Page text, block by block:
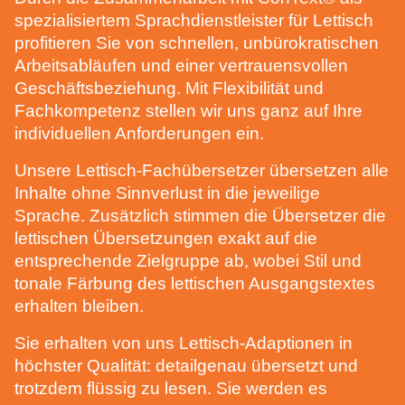
POST-EDITING DURCH DIPLOM-ÜBERSETZER
LEKTORAT UND KORREKTORAT
WILLKOMMEN BEI
CONTEXT® – ÜBERSETZER |
GUTE KUNDEN GENIESSEN BEI UNS E
INE SEHR PERSÖNLICHE B
ETREUUNG. GLÜCKLICHERWEISE H
ABEN WIR NUR GUTE KUNDEN.
Es gibt kaum einen Sprachdienstleister,
persönliche und vertrauensvolle
Kundenbeziehungen zu pflegen. Doch
was genau darunter zu verstehen ist,
spezialisiertem Sprachdienstleister für Lettisch
profitieren Sie von schnellen, unbürokratischen
Arbeitsabläufen und einer vertrauensvollen
Geschäftsbeziehung. Mit Flexibilität und
Fachkompetenz stellen wir uns ganz auf Ihre
individuellen Anforderungen ein.
Unsere Lettisch-Fachübersetzer übersetzen alle
Inhalte ohne Sinnverlust in die jeweilige
Sprache. Zusätzlich stimmen die Übersetzer die
lettischen Übersetzungen exakt auf die
entsprechende Zielgruppe ab, wobei Stil und
tonale Färbung des lettischen Ausgangstextes
erhalten bleiben.
Sie erhalten von uns Lettisch-Adaptionen in
höchster Qualität: detailgenau übersetzt und
trotzdem flüssig zu lesen. Sie werden es